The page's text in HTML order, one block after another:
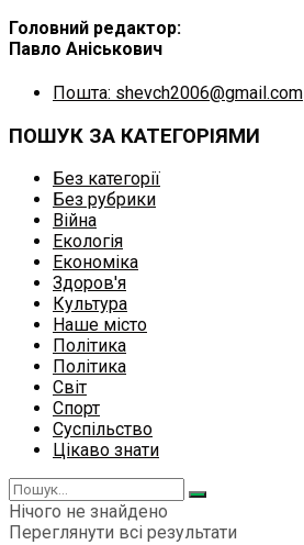
Головний редактор:
Павло Аніськович
Пошта: shevch2006@gmail.com
ПОШУК ЗА КАТЕГОРІЯМИ
Без категорії
Без рубрики
Війна
Екологія
Економіка
Здоров'я
Культура
Наше місто
Політика
Політика
Світ
Спорт
Суспільство
Цікаво знати
Нічого не знайдено
Переглянути всі результати